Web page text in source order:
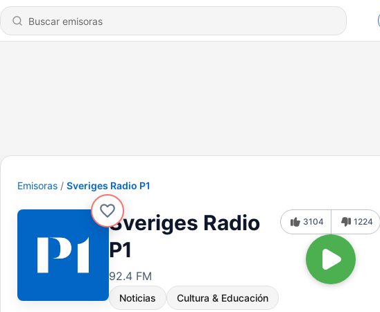
Emisoras Sveriges Radio P1
Sveriges Radio
P1
92.4 FM
Noticias Cultura & Educación
3104 1224